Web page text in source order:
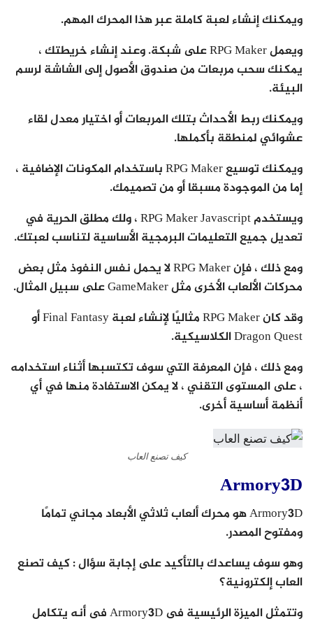
ويمكنك إنشاء لعبة كاملة عبر هذا المحرك المهم.
ويعمل RPG Maker على شبكة. وعند إنشاء خريطتك ،
يمكنك سحب مربعات من صندوق الأصول إلى الشاشة لرسم
البيئة.
ويمكنك ربط الأحداث بتلك المربعات أو اختيار معدل لقاء
عشوائي لمنطقة بأكملها.
ويمكنك توسيع RPG Maker باستخدام المكونات الإضافية ،
إما من الموجودة مسبقا أو من تصميمك.
ويستخدم RPG Maker Javascript ، ولك مطلق الحرية في
تعديل جميع التعليمات البرمجية الأساسية لتناسب لعبتك.
ومع ذلك ، فإن RPG Maker لا يحمل نفس النفوذ مثل بعض
محركات الألعاب الأخرى مثل GameMaker على سبيل المثال.
وقد كان RPG Maker مثاليًا لإنشاء لعبة Final Fantasy أو
Dragon Quest الكلاسيكية.
ومع ذلك ، فإن المعرفة التي سوف تكتسبها أثناء استخدامه
، على المستوى التقني ، لا يمكن الاستفادة منها في أي
أنظمة أساسية أخرى.
كيف تصنع العاب
Armory3D
Armory3D هو محرك ألعاب ثلاثي الأبعاد مجاني تمامًا
ومفتوح المصدر.
وهو سوف يساعدك بالتأكيد على إجابة سؤال : كيف تصنع
العاب إلكترونية؟
وتتمثل الميزة الرئيسية في Armory3D في أنه يتكامل